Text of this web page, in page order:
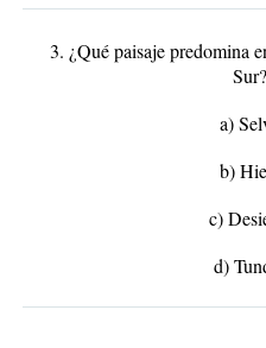
3. ¿Qué paisaje predomina
Sur?
a)
b)
c)
d)